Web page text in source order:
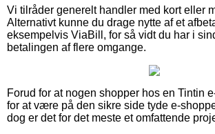
Vi tilråder generelt handler med kort eller
Alternativt kunne du drage nytte af et
eksempelvis ViaBill, for så vidt du har i
betalingen af flere omgange.
Forud for at nogen shopper hos en Tintin
for at være på den sikre side tyde e-
dog er det for det meste et omfattende